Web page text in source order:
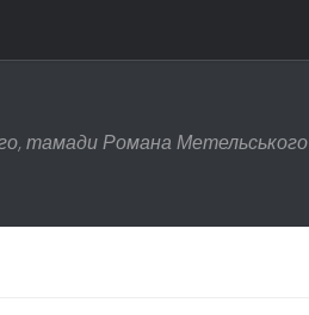
тамади Романа Метельського